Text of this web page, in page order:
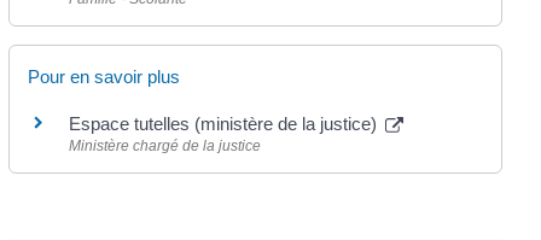
Pour en savoir plus
Espace tutelles (ministère de la justice)
Ministère chargé de la justice